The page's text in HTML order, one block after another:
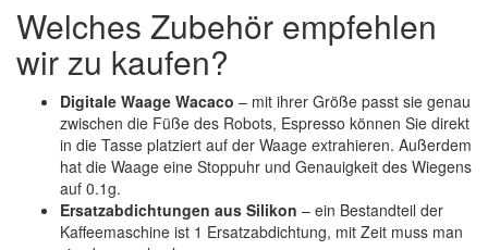
Welches Zubehör empfehlen
wir zu kaufen?
Digitale Waage Wacaco – mit ihrer Größe passt sie genau
zwischen die Füße des Robots, Espresso können Sie direkt
in die Tasse platziert auf der Waage extrahieren. Außerdem
hat die Waage eine Stoppuhr und Genauigkeit des Wiegens
auf 0.1g.
Ersatzabdichtungen aus Silikon – ein Bestandteil der
Kaffeemaschine ist 1 Ersatzabdichtung, mit Zeit muss man